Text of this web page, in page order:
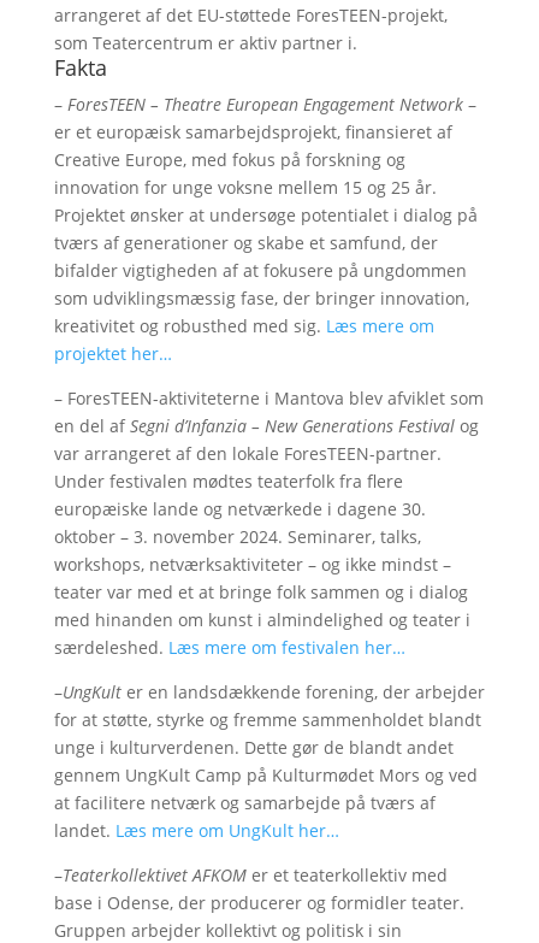
arrangeret af det EU-støttede ForesTEEN-projekt,
som Teatercentrum er aktiv partner i.
Fakta
– ForesTEEN – Theatre European Engagement Network–
er et europæisk samarbejdsprojekt, finansieret af
Creative Europe, med fokus på forskning og
innovation for unge voksne mellem 15 og 25 år.
Projektet ønsker at undersøge potentialet i dialog på
tværs af generationer og skabe et samfund, der
bifalder vigtigheden af at fokusere på ungdommen
som udviklingsmæssig fase, der bringer innovation,
kreativitet og robusthed med sig. Læs mere om
projektet her…
– ForesTEEN-aktiviteterne i Mantova blev afviklet som
en del afSegni d’Infanzia – New Generations Festivalog
var arrangeret af den lokale ForesTEEN-partner.
Under festivalen mødtes teaterfolk fra flere
europæiske lande og netværkede i dagene 30.
oktober – 3. november 2024. Seminarer, talks,
workshops, netværksaktiviteter – og ikke mindst –
teater var med et at bringe folk sammen og i dialog
med hinanden om kunst i almindelighed og teater i
særdeleshed. Læs mere om festivalen her…
–UngKulter en landsdækkende forening, der arbejder
for at støtte, styrke og fremme sammenholdet blandt
unge i kulturverdenen. Dette gør de blandt andet
gennem UngKult Camp på Kulturmødet Mors og ved
at facilitere netværk og samarbejde på tværs af
landet. Læs mere om UngKult her…
–Teaterkollektivet AFKOMer et teaterkollektiv med
base i Odense, der producerer og formidler teater.
Gruppen arbejder kollektivt og politisk i sin